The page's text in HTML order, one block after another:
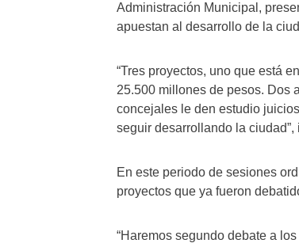
Administración Municipal,
apuestan al desarrollo de la
“Tres proyectos, uno que está
25.500 millones de pesos. Dos
concejales le den estudio
seguir desarrollando la
En este periodo de sesiones
proyectos que ya fueron
“Haremos segundo debate a